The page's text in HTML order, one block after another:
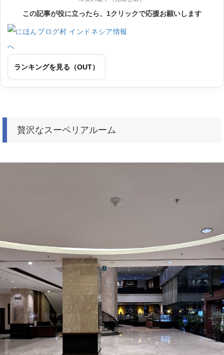
この記事が役に立ったら、1クリックで応援お願いします
ランキングを見る（OUT）
贅沢なスーペリアルーム